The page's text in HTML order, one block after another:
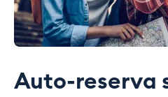
Auto-reserva